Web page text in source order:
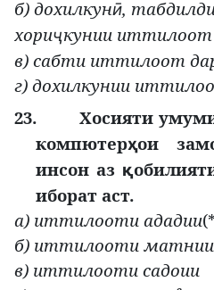
б) дохилкунӣ,
хориҷкунии иттилоот
в) сабти иттилоот
г) дохилкунии
23.
Хосияти
компютерҳои
инсон аз қ
иборат аст.
а) иттилооти ададии
б) иттилооти матнии
в) иттилооти садоии